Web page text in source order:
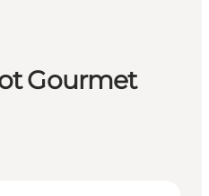
Gourmet